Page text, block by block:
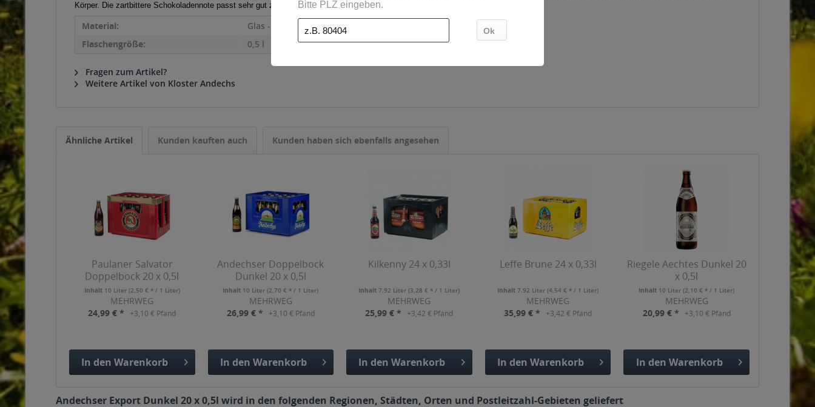
Körper. Die zartbittere Schokoladennote passt sehr gut zur weichen Röstbittere."
Material:
Glas - Mehrweg
Flaschengröße:
0,5 l
Fragen zum Artikel?
Weitere Artikel von Kloster Andechs
Ähnliche Artikel Kunden kauften auch Kunden haben sich ebenfalls angesehen
Paulaner Salvator
Doppelbock 20 x 0,5l
Inhalt 10 Liter (2,50 € * / 1 Liter)
MEHRWEG
24,99 € *
+3,10 € Pfand
In den Warenkorb
Andechser Doppelbock
Dunkel 20 x 0,5l
Inhalt 10 Liter(2,70 € * / 1 Liter)
MEHRWEG
26,99 € *
+3,10 € Pfand
In den Warenkorb
Kilkenny 24 x 0,33l
Inhalt7.92 Liter(3,28 € * / 1 Liter)
MEHRWEG
25,99 € *
+3,42 € Pfand
In den Warenkorb
Leffe Brune 24 x 0,33l
Inhalt7.92 Liter(4,54 € * / 1 Liter)
MEHRWEG
35,99 € *
+3,42 € Pfand
In den Warenkorb
Riegele Aechtes Dunkel 20
x 0,5l
Inhalt 10 Liter(2,10 € * / 1 Liter)
MEHRWEG
20,99 € *
+3,10 € Pfand
In den Warenkorb
Andechser Export Dunkel 20 x 0,5l wird in den folgenden Regionen, Städten, Orten und Postleitzahl-Gebieten geliefert